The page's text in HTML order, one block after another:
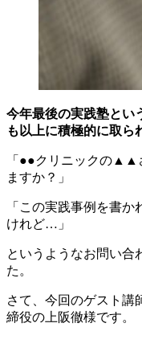
今年最後の実践塾とい
も以上に積極的に取ら
「●●クリニックの▲▲
ますか？」
「この実践事例を書
けれど…」
というようなお問い合
た。
さて、今回のゲスト講
締役の上阪徹様です。